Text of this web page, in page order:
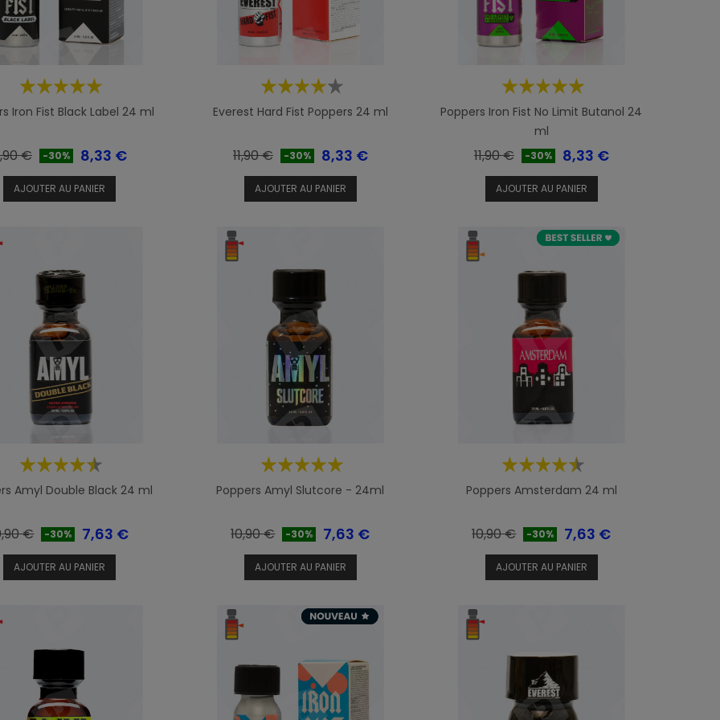
Iron Fist Black Label 24 ml
de
base
€ -30% Prix
8,33 €
AJOUTER AU PANIER
Everest Hard Fist Poppers 24 ml
Prix
de
base
11,90 € -30% Prix
8,33 €
AJOUTER AU PANIER
Poppers Iron Fist No Limit Butanol 24
ml
Prix
de
base
11,90 € -30% Prix
8,33 €
AJOUTER AU PANIER
Amyl Double Black 24 ml
€ -30% Prix
7,63 €
AJOUTER AU PANIER
Poppers Amyl Slutcore - 24ml
Prix
de
base
10,90 € -30% Prix
7,63 €
AJOUTER AU PANIER
Poppers Amsterdam 24 ml
Prix
de
base
10,90 € -30% Prix
7,63 €
AJOUTER AU PANIER